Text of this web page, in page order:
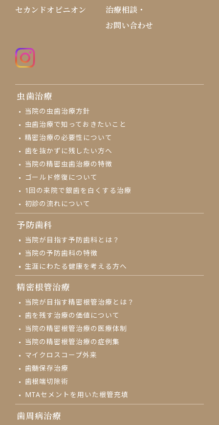
治療相談・
お問い合わせ
セカンドオピニオン
虫歯治療
当院の虫歯治療方針
虫歯治療で知っておきたいこと
精密治療の必要性について
歯を抜かずに残したい方へ
当院の精密虫歯治療の特徴
ゴールド修復について
1回の来院で銀歯を白くする治療
初診の流れについて
予防歯科
当院が目指す予防歯科とは？
当院の予防歯科の特徴
生涯にわたる健康を考える方へ
精密根管治療
当院が目指す精密根管治療とは？
歯を残す治療の価値について
当院の精密根管治療の医療体制
当院の精密根管治療の症例集
マイクロスコープ外来
⻭髄保存治療
歯根端切除術
MTAセメントを用いた根管充填
歯周病治療